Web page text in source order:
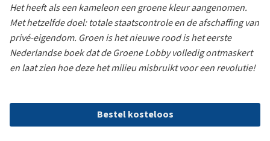
Het heeft als een kameleon een groene kleur aangenomen.
Met hetzelfde doel: totale staatscontrole en de afschaffing van
privé-eigendom. Groen is het nieuwe rood is het eerste
Nederlandse boek dat de Groene Lobby volledig ontmaskert
en laat zien hoe deze het milieu misbruikt voor een revolutie!
Bestel kosteloos